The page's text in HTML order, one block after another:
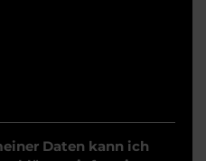
Daten kann ich